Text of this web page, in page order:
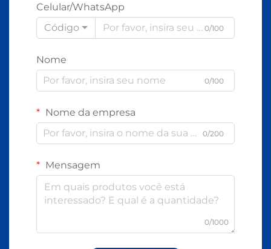
Celular/WhatsApp
Código
0/100
Nome
0/100
Nome da empresa
0/200
Mensagem
0/1000